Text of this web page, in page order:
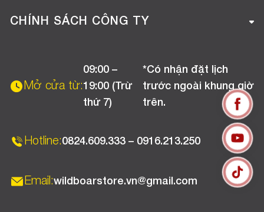
Tuyển dụng
Hướng dẫn mua hàng online
Chương trình khuyến mãi
CHÍNH SÁCH CÔNG TY
Chính sách bảo hành
Mở cửa từ:
09:00 –
19:00 (Trừ
thứ 7)
*Có nhận đặt lịch
trước ngoài khung giờ
trên.
Hotline:0824.609.333 – 0916.213.250
Email:wildboarstore.vn@gmail.com